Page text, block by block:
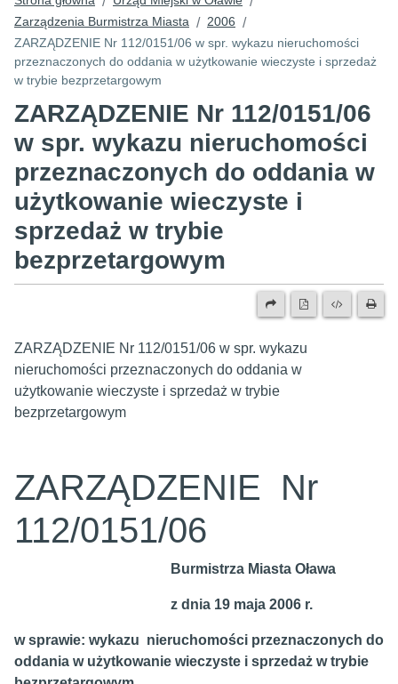
Zarządzenia Burmistrza Miasta / 2006 /
ZARZĄDZENIE Nr 112/0151/06 w spr. wykazu nieruchomości
przeznaczonych do oddania w użytkowanie wieczyste i sprzedaż
w trybie bezprzetargowym
ZARZĄDZENIE Nr 112/0151/06
w spr. wykazu nieruchomości
przeznaczonych do oddania w
użytkowanie wieczyste i
sprzedaż w trybie
bezprzetargowym
ZARZĄDZENIE Nr 112/0151/06 w spr. wykazu
nieruchomości przeznaczonych do oddania w
użytkowanie wieczyste i sprzedaż w trybie
bezprzetargowym
ZARZĄDZENIE Nr
112/0151/06
Burmistrza Miasta Oława
z dnia 19 maja 2006 r.
w sprawie: wykazu nieruchomości przeznaczonych do
oddania w użytkowanie wieczyste i sprzedaż w trybie